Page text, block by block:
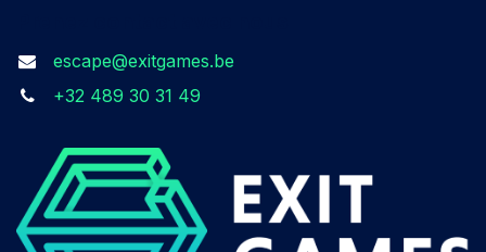
escape@exitgames.be
+32 489 30 31 49